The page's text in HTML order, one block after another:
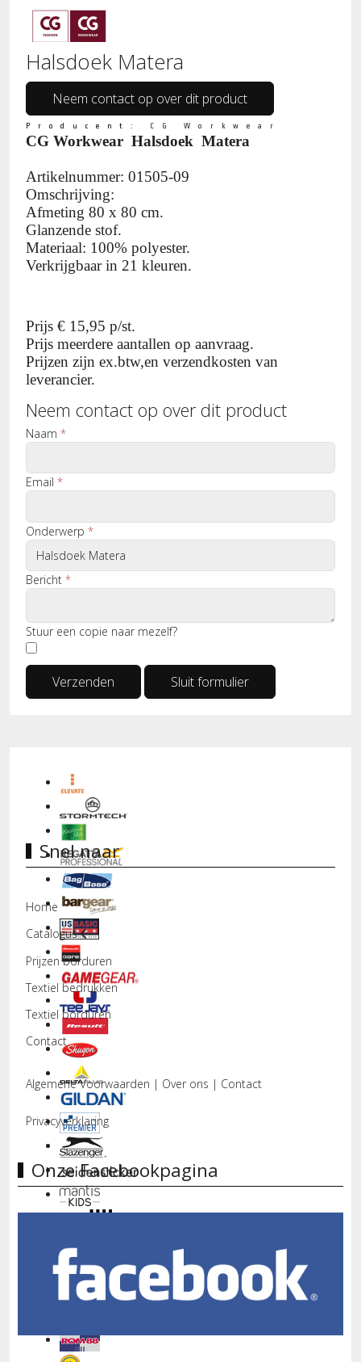
Halsdoek Matera
Neem contact op over dit product
Producent: CG Workwear
CG Workwear Halsdoek Matera
Artikelnummer: 01505-09
Omschrijving:
Afmeting 80 x 80 cm.
Glanzende stof.
Materiaal: 100% polyester.
Verkrijgbaar in 21 kleuren.
Prijs € 15,95 p/st.
Prijs meerdere aantallen op aanvraag.
Prijzen zijn ex.btw,en verzendkosten van
leverancier.
Neem contact op over dit product
Naam *
Email *
Onderwerp *
Bericht *
Stuur een copie naar mezelf?
Verzenden Sluit formulier
Snel naar
Home
Catalogus
Prijzen borduren
Textiel bedrukken
Textiel borduren
Contact
Algemene Voorwaarden | Over ons | Contact
Privacyverklaring
Onze Facebookpagina